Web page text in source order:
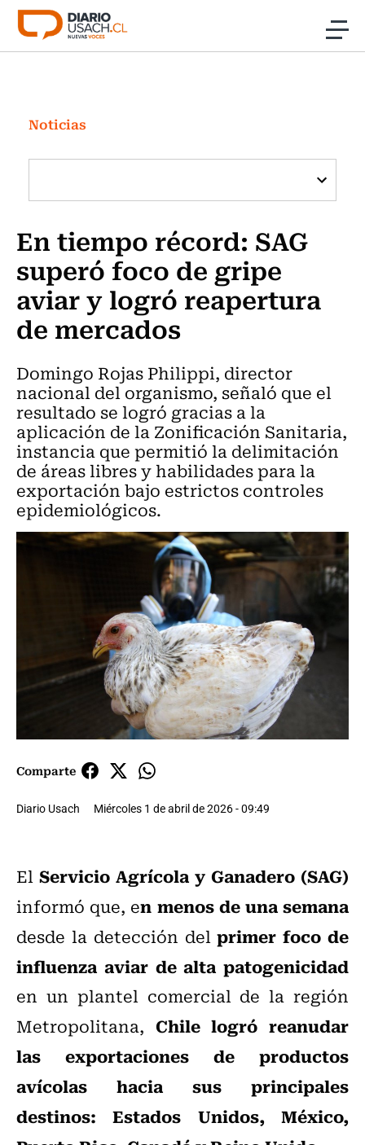
Click acá para ir directamente al contenido
Investigación
Cultura
Programas Radio y TV Usach
Noticias
En tiempo récord: SAG
superó foco de gripe
aviar y logró reapertura
de mercados
Domingo Rojas Philippi, director
nacional del organismo, señaló que el
resultado se logró gracias a la
aplicación de la Zonificación Sanitaria,
instancia que permitió la delimitación
de áreas libres y habilidades para la
exportación bajo estrictos controles
epidemiológicos.
Comparte
Diario Usach Miércoles 1 de abril de 2026 - 09:49
El Servicio Agrícola y Ganadero (SAG)
informó que, en menos de una semana
desde la detección delprimer foco de
influenza aviar de alta patogenicidad
en un plantel comercial de la región
Metropolitana, Chile logró reanudar
las exportaciones de productos
avícolas hacia sus principales
destinos: Estados Unidos, México,